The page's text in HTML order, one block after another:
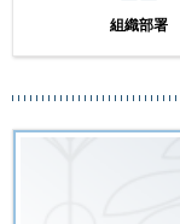
組織部署